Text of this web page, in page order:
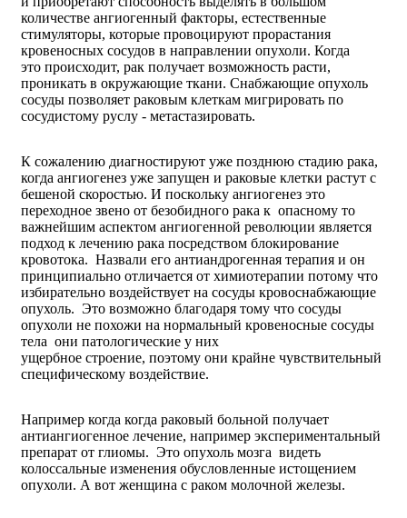
количестве ангиогенный факторы, естественные
стимуляторы, которые провоцируют прорастания
кровеносных сосудов в направлении опухоли. Когда
это происходит, рак получает возможность расти,
проникать в окружающие ткани. Снабжающие опухоль
сосуды позволяет раковым клеткам мигрировать по
сосудистому руслу - метастазировать.
К сожалению диагностируют уже позднюю стадию рака,
когда ангиогенез уже запущен и раковые клетки растут с
бешеной скоростью. И поскольку ангиогенез это
переходное звено от безобидного рака к опасному то
важнейшим аспектом ангиогенной революции является
подход к лечению рака посредством блокирование
кровотока. Назвали его антиандрогенная терапия и он
принципиально отличается от химиотерапии потому что
избирательно воздействует на сосуды кровоснабжающие
опухоль. Это возможно благодаря тому что сосуды
опухоли не похожи на нормальный кровеносные сосуды
тела они патологические у них
ущербное строение, поэтому они крайне чувствительный
специфическому воздействие.
Например когда когда раковый больной получает
антиангиогенное лечение, например экспериментальный
препарат от глиомы. Это опухоль мозга видеть
колоссальные изменения обусловленные истощением
опухоли. А вот женщина с раком молочной железы.